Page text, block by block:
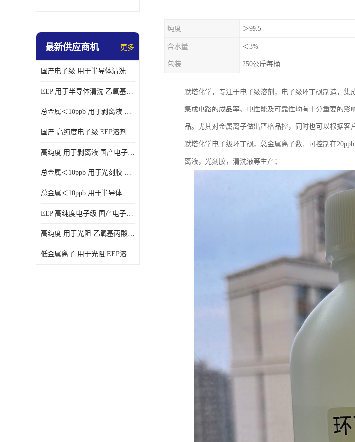
最新供应商机 更多
国产电子级 用于半导体清洗 EEP溶剂电子级
EEP 用于半导体清洗 乙氧基丙酸乙酯电子级
总金属＜10ppb 用于剥离液 电子级EEP
国产 高纯度电子级 EEP溶剂电子级
高纯度 用于剥离液 国产电子级EEP
总金属＜10ppb 用于光刻胶 电子级EEP溶剂
总金属＜10ppb 用于半导体清洗 3-乙氧基丙酸乙酯电子级
EEP 高纯度电子级 国产电子级EEP
高纯度 用于光阻 乙氧基丙酸乙酯电子级
低金属离子 用于光阻 EEP溶剂电子级
纯度 ＞99.5
含水量 ＜3%
包装 250公斤每桶
默塔化学，专注于电子级溶剂，电子级环丁砜制造，
集成电路的成品率、电性能及可靠性均有十分重要的
品。尤其对金属离子做出严格品控，同时也可以根据客
默塔化学电子级环丁砜，总金属离子数，可控制在
离液，光刻胶，清洗液等生产；